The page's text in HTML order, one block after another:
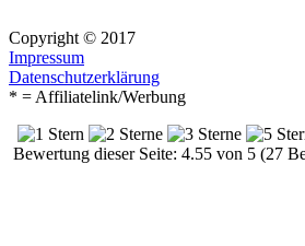
Copyright © 2017
Impressum
Datenschutzerklärung
* = Affiliatelink/Werbung
Bewertung dieser Seite: 4.55 von 5 (27